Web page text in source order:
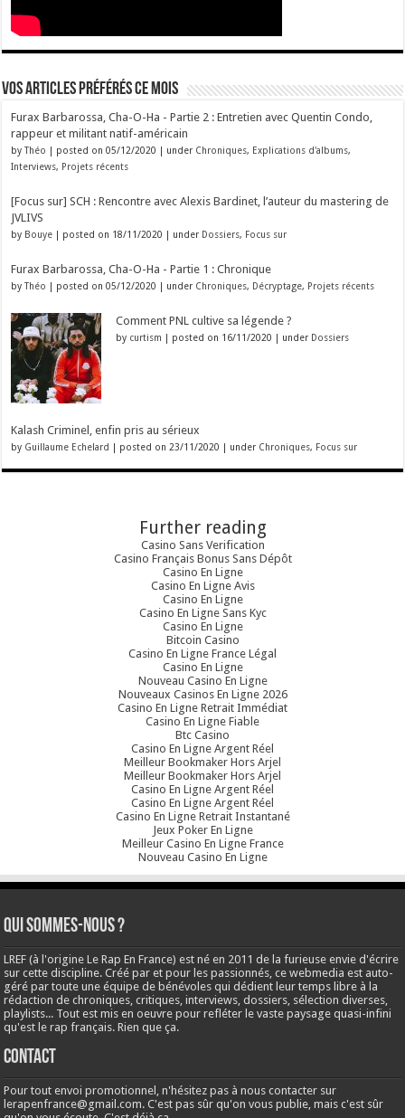
Vos articles préférés ce mois
Furax Barbarossa, Cha-O-Ha - Partie 2 : Entretien avec Quentin Condo,
rappeur et militant natif-américain
byThéo | posted on 05/12/2020 | under Chroniques, Explications d'albums,
Interviews, Projets récents
[Focus sur] SCH : Rencontre avec Alexis Bardinet, l’auteur du mastering de
JVLIVS
by Bouye | posted on 18/11/2020 | under Dossiers, Focus sur
Furax Barbarossa, Cha-O-Ha - Partie 1 : Chronique
byThéo | posted on 05/12/2020 | under Chroniques, Décryptage, Projets récents
Comment PNL cultive sa légende ?
by curtism | posted on 16/11/2020 | under Dossiers
Kalash Criminel, enfin pris au sérieux
by Guillaume Echelard | posted on 23/11/2020 | under Chroniques, Focus sur
Further reading
Casino Sans Verification
Casino Français Bonus Sans Dépôt
Casino En Ligne
Casino En Ligne Avis
Casino En Ligne
Casino En Ligne Sans Kyc
Casino En Ligne
Bitcoin Casino
Casino En Ligne France Légal
Casino En Ligne
Nouveau Casino En Ligne
Nouveaux Casinos En Ligne 2026
Casino En Ligne Retrait Immédiat
Casino En Ligne Fiable
Btc Casino
Casino En Ligne Argent Réel
Meilleur Bookmaker Hors Arjel
Meilleur Bookmaker Hors Arjel
Casino En Ligne Argent Réel
Casino En Ligne Argent Réel
Casino En Ligne Retrait Instantané
Jeux Poker En Ligne
Meilleur Casino En Ligne France
Nouveau Casino En Ligne
Qui sommes-nous ?
LREF (à l'origine Le Rap En France) est né en 2011 de la furieuse envie d'écrire
sur cette discipline. Créé par et pour les passionnés, ce webmedia est auto-
géré par toute une équipe de bénévoles qui dédient leur temps libre à la
rédaction de chroniques, critiques, interviews, dossiers, sélection diverses,
playlists... Tout est mis en oeuvre pour refléter le vaste paysage quasi-infini
qu'est le rap français. Rien que ça.
Contact
Pour tout envoi promotionnel, n'hésitez pas à nous contacter sur
lerapenfrance@gmail.com. C'est pas sûr qu'on vous publie, mais c'est sûr